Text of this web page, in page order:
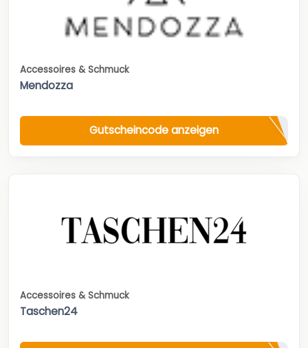
Accessoires & Schmuck
Mendozza
Gutscheincode anzeigen
Accessoires & Schmuck
Taschen24